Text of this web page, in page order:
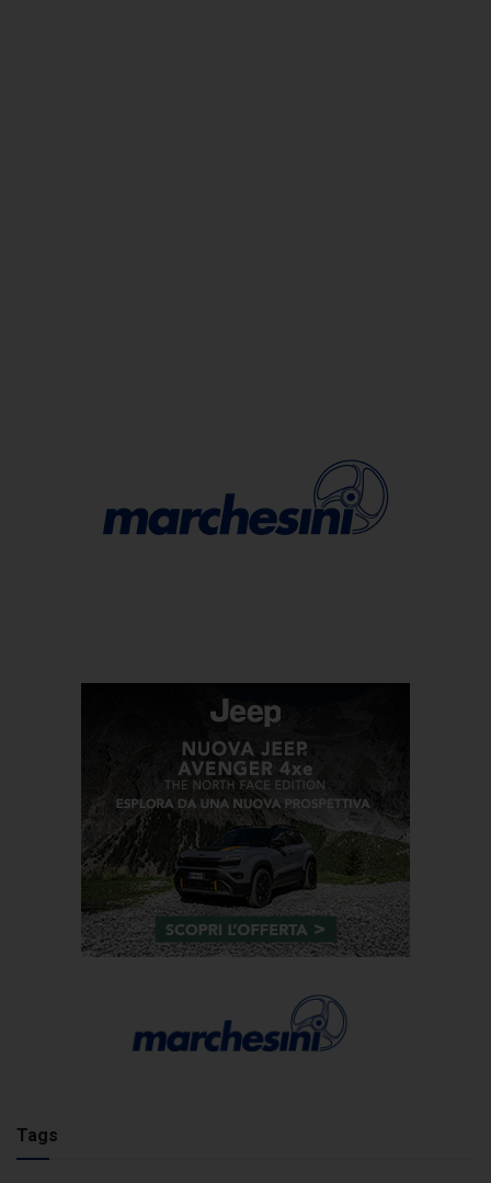
Tags